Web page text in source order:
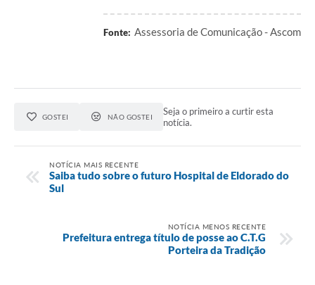
Fonte: Assessoria de Comunicação - Ascom
GOSTEI NÃO GOSTEI
Seja o primeiro a curtir esta
notícia.
NOTÍCIA MAIS RECENTE
Saiba tudo sobre o futuro Hospital de Eldorado do
Sul
NOTÍCIA MENOS RECENTE
Prefeitura entrega título de posse ao C.T.G
Porteira da Tradição